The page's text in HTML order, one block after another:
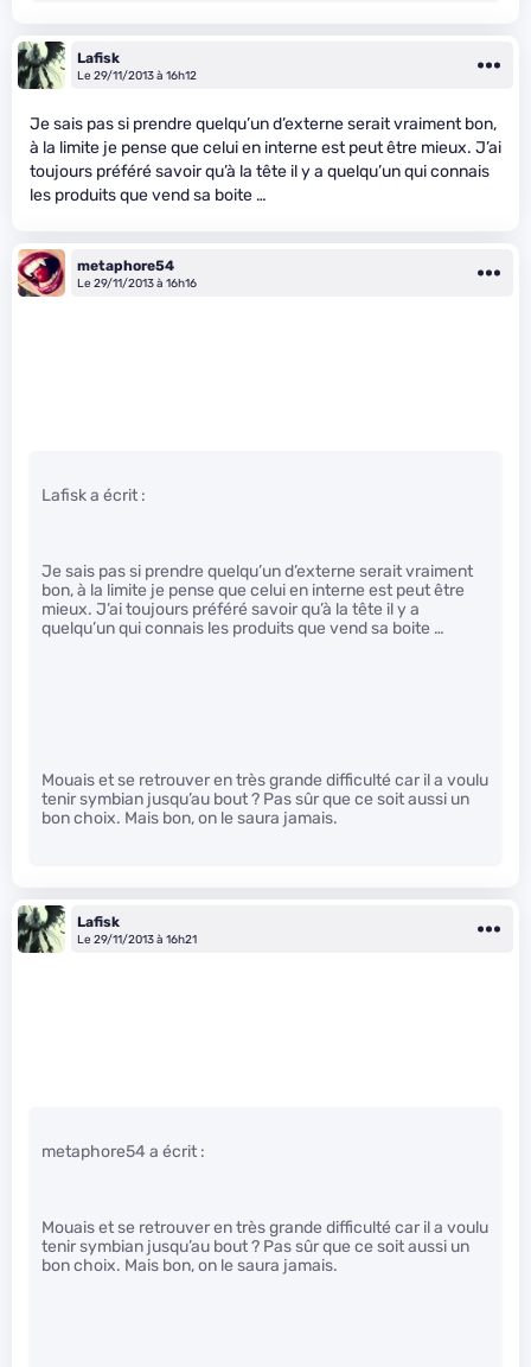
Lafisk
Le 29/11/2013 à 16h12
Je sais pas si prendre quelqu’un d’externe serait vraiment bon,
à la limite je pense que celui en interne est peut être mieux. J’ai
toujours préféré savoir qu’à la tête il y a quelqu’un qui connais
les produits que vend sa boite …
metaphore54
Le 29/11/2013 à 16h16
Lafisk a écrit :
Je sais pas si prendre quelqu’un d’externe serait vraiment
bon, à la limite je pense que celui en interne est peut être
mieux. J’ai toujours préféré savoir qu’à la tête il y a
quelqu’un qui connais les produits que vend sa boite …
Mouais et se retrouver en très grande difficulté car il a voulu
tenir symbian jusqu’au bout ? Pas sûr que ce soit aussi un
bon choix. Mais bon, on le saura jamais.
Lafisk
Le 29/11/2013 à 16h21
metaphore54 a écrit :
Mouais et se retrouver en très grande difficulté car il a voulu
tenir symbian jusqu’au bout ? Pas sûr que ce soit aussi un
bon choix. Mais bon, on le saura jamais.